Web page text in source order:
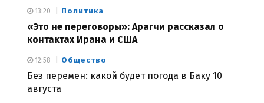
Политика
«Это не переговоры»: Арагчи рассказал о
контактах Ирана и США
13:20
Общество
Без перемен: какой будет погода в Баку 10
августа
12:58